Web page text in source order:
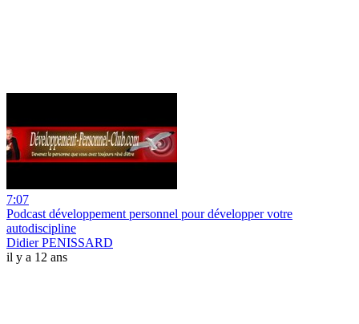
7:07
Podcast développement personnel pour développer votre
autodiscipline
Didier PENISSARD
il y a 12 ans